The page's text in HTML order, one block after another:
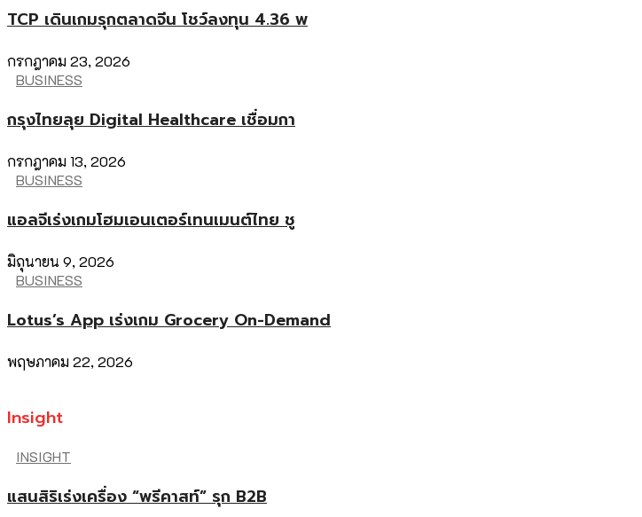
TCP เดินเกมรุกตลาดจีน โชว์ลงทุน 4.36 พ
กรกฎาคม 23, 2026
BUSINESS
กรุงไทยลุย Digital Healthcare เชื่อมกา
กรกฎาคม 13, 2026
BUSINESS
แอลจีเร่งเกมโฮมเอนเตอร์เทนเมนต์ไทย ชู
มิถุนายน 9, 2026
BUSINESS
Lotus’s App เร่งเกม Grocery On-Demand
พฤษภาคม 22, 2026
Insight
INSIGHT
แสนสิริเร่งเครื่อง “พรีคาสท์” รุก B2B